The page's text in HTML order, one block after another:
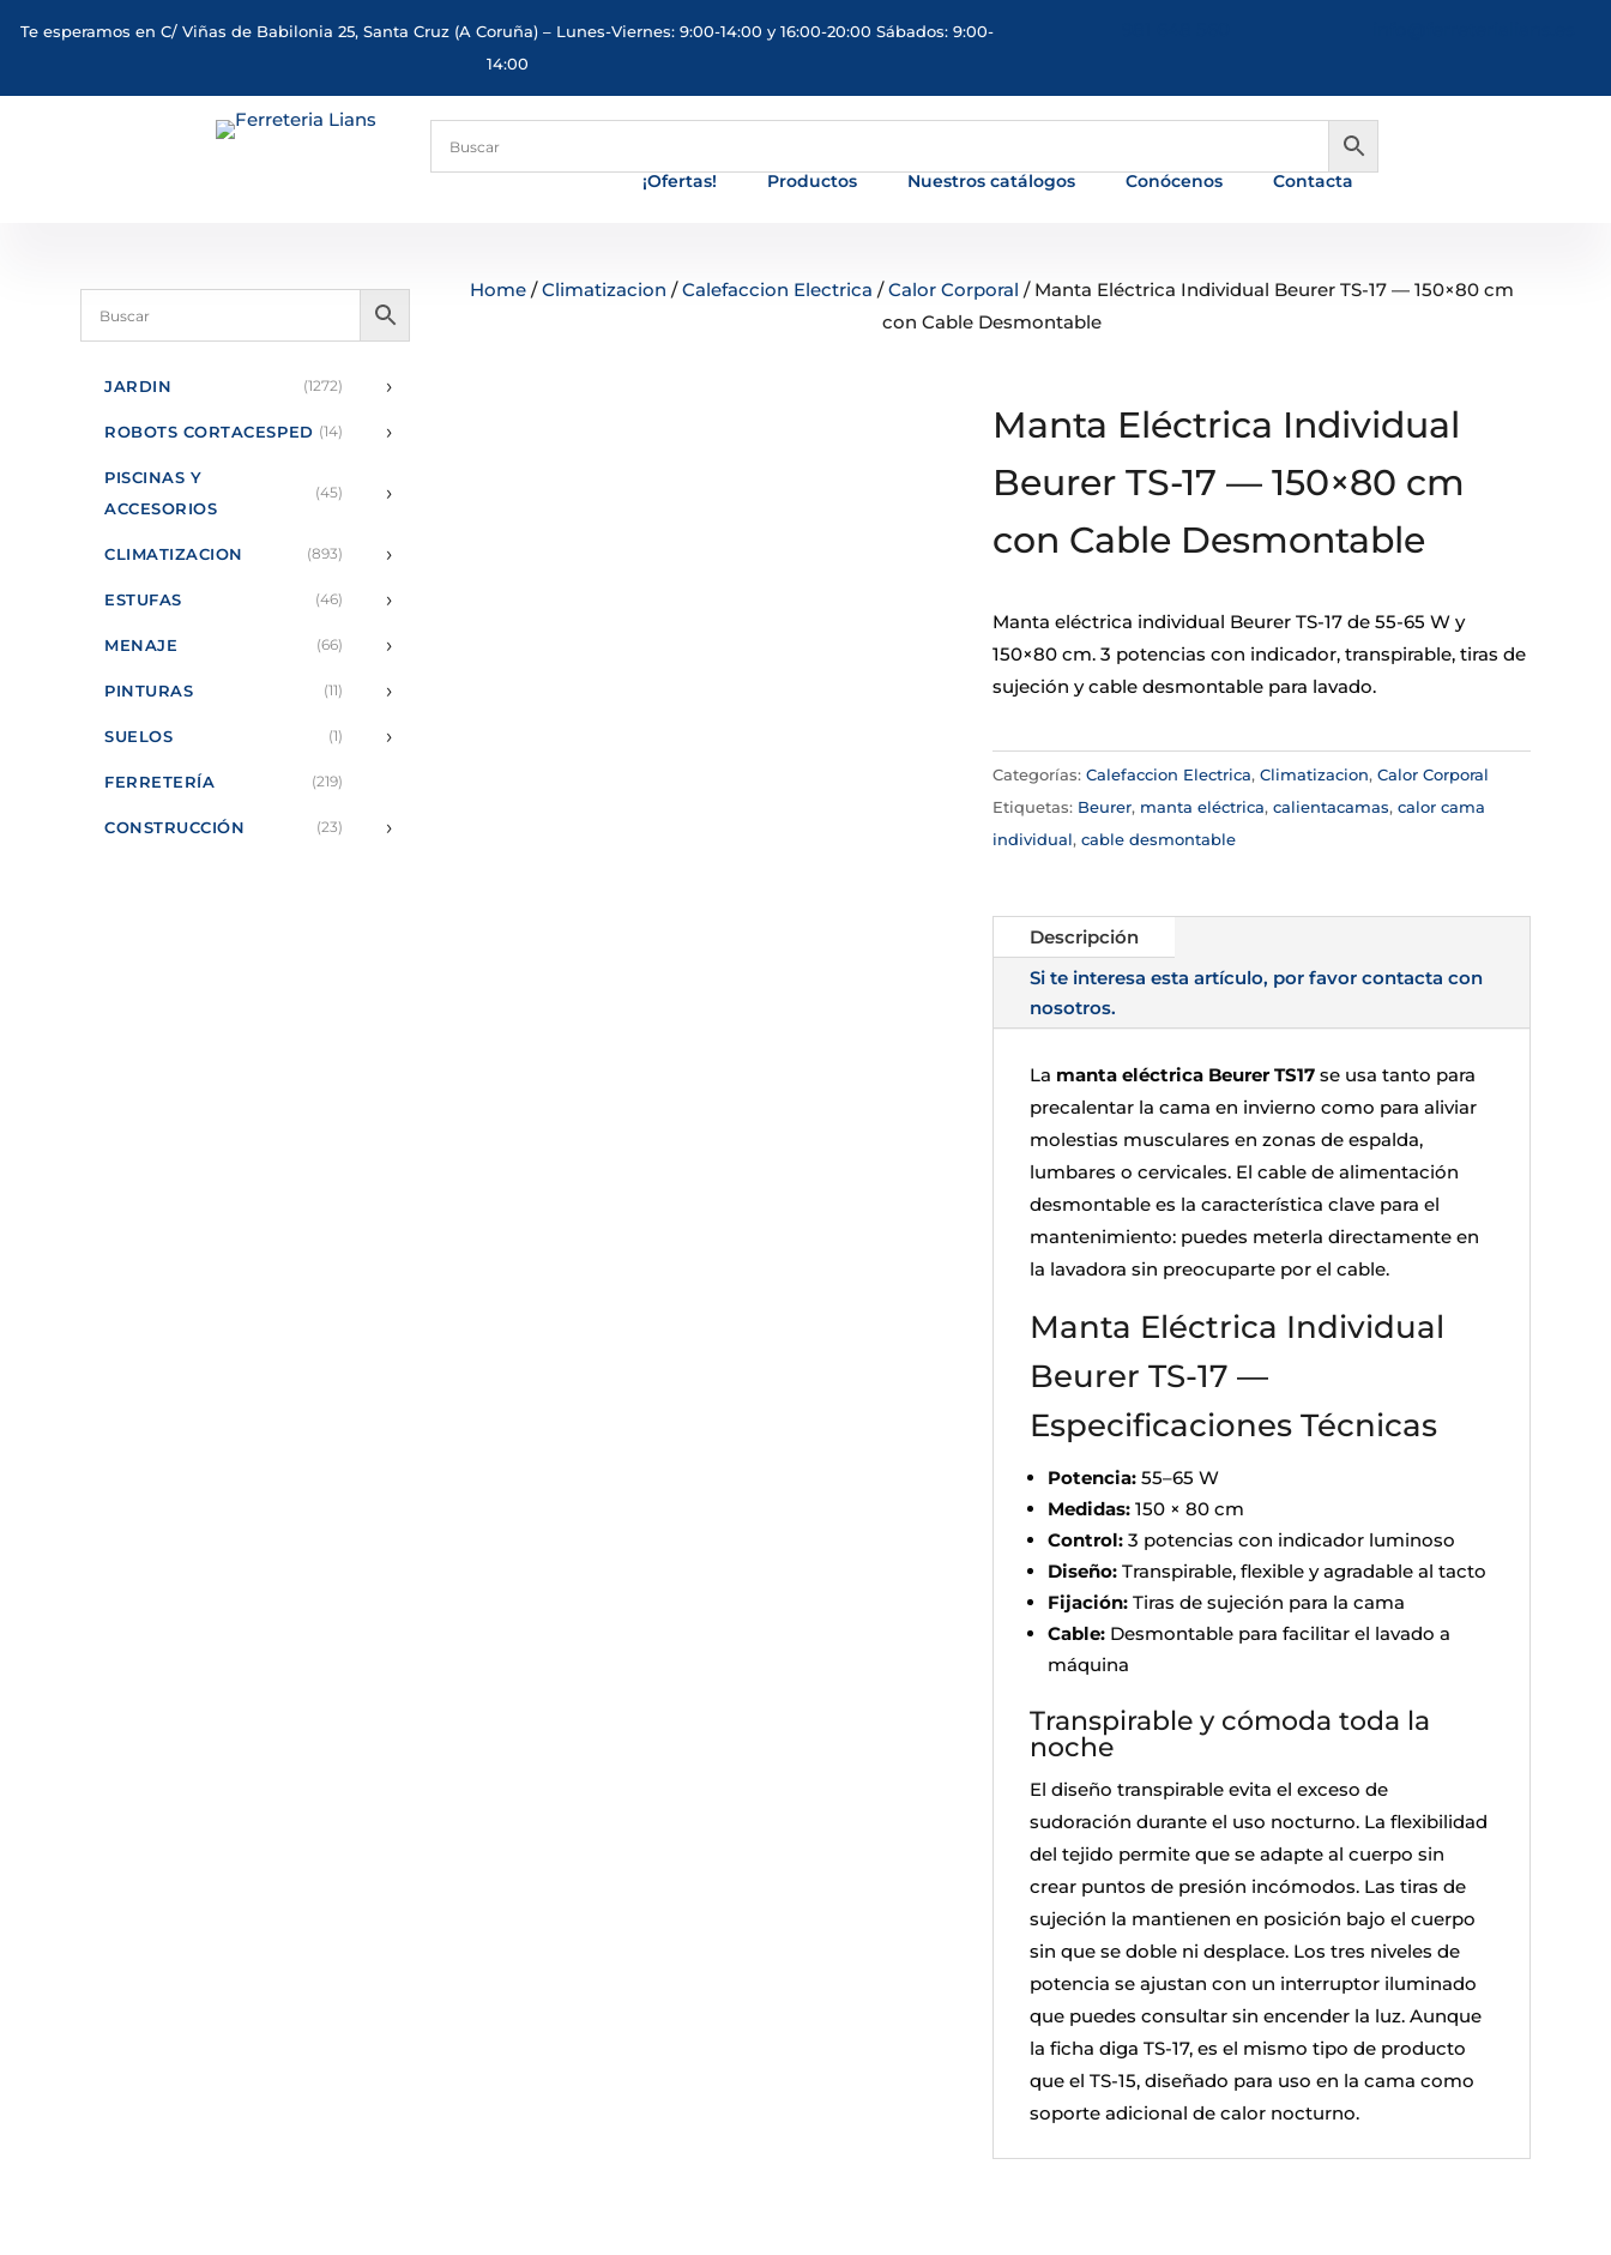
Te esperamos en C/ Viñas de Babilonia 25, Santa Cruz (A Coruña) – Lunes-Viernes: 9:00-14:00 y 16:00-20:00 Sábados: 9:00-
14:00
¡Ofertas! Productos Nuestros catálogos Conócenos Contacta
JARDIN (1272) ›
ROBOTS CORTACESPED (14) ›
PISCINAS Y
ACCESORIOS
(45) ›
CLIMATIZACION (893) ›
ESTUFAS (46) ›
MENAJE (66) ›
PINTURAS (11) ›
SUELOS (1) ›
FERRETERÍA (219)
CONSTRUCCIÓN (23) ›
Home /Climatizacion /Calefaccion Electrica /Calor Corporal / Manta Eléctrica Individual Beurer TS-17 — 150×80 cm
con Cable Desmontable
Manta Eléctrica Individual
Beurer TS-17 — 150×80 cm
con Cable Desmontable
Manta eléctrica individual Beurer TS-17 de 55-65 W y
150×80 cm. 3 potencias con indicador, transpirable, tiras de
sujeción y cable desmontable para lavado.
Categorías: Calefaccion Electrica, Climatizacion, Calor Corporal
Etiquetas: Beurer, manta eléctrica, calientacamas, calor cama
individual, cable desmontable
Descripción
Si te interesa esta artículo, por favor contacta con
nosotros.
La manta eléctrica Beurer TS17se usa tanto para
precalentar la cama en invierno como para aliviar
molestias musculares en zonas de espalda,
lumbares o cervicales. El cable de alimentación
desmontable es la característica clave para el
mantenimiento: puedes meterla directamente en
la lavadora sin preocuparte por el cable.
Manta Eléctrica Individual
Beurer TS-17 —
Especificaciones Técnicas
Potencia:55–65 W
Medidas:150 × 80 cm
Control:3 potencias con indicador luminoso
Diseño:Transpirable, flexible y agradable al tacto
Fijación:Tiras de sujeción para la cama
Cable:Desmontable para facilitar el lavado a
máquina
Transpirable y cómoda toda la
noche
El diseño transpirable evita el exceso de
sudoración durante el uso nocturno. La flexibilidad
del tejido permite que se adapte al cuerpo sin
crear puntos de presión incómodos. Las tiras de
sujeción la mantienen en posición bajo el cuerpo
sin que se doble ni desplace. Los tres niveles de
potencia se ajustan con un interruptor iluminado
que puedes consultar sin encender la luz. Aunque
la ficha diga TS-17, es el mismo tipo de producto
que el TS-15, diseñado para uso en la cama como
soporte adicional de calor nocturno.